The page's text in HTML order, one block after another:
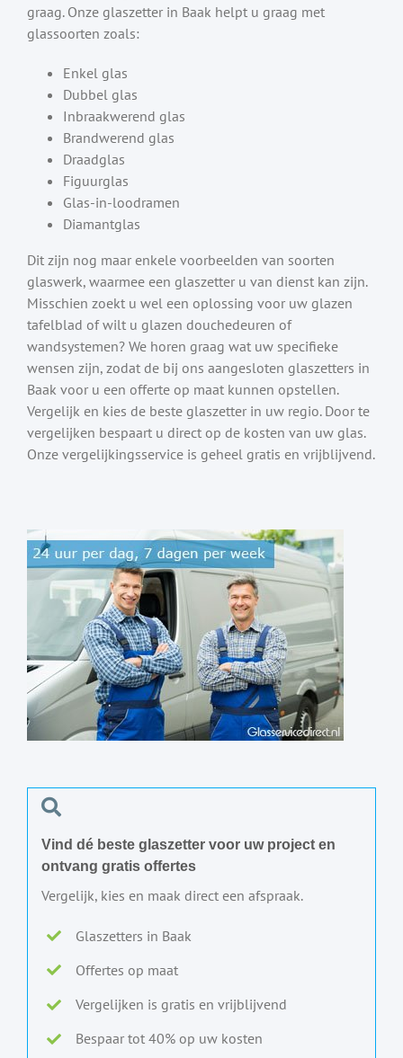
graag. Onze glaszetter in Baak helpt u graag met
glassoorten zoals:
Enkel glas
Dubbel glas
Inbraakwerend glas
Brandwerend glas
Draadglas
Figuurglas
Glas-in-loodramen
Diamantglas
Dit zijn nog maar enkele voorbeelden van soorten
glaswerk, waarmee een glaszetter u van dienst kan zijn.
Misschien zoekt u wel een oplossing voor uw glazen
tafelblad of wilt u glazen douchedeuren of
wandsystemen? We horen graag wat uw specifieke
wensen zijn, zodat de bij ons aangesloten glaszetters in
Baak voor u een offerte op maat kunnen opstellen.
Vergelijk en kies de beste glaszetter in uw regio. Door te
vergelijken bespaart u direct op de kosten van uw glas.
Onze vergelijkingsservice is geheel gratis en vrijblijvend.
Vind dé beste glaszetter voor uw project en
ontvang gratis offertes
Vergelijk, kies en maak direct een afspraak.
Glaszetters in Baak
Offertes op maat
Vergelijken is gratis en vrijblijvend
Bespaar tot 40% op uw kosten